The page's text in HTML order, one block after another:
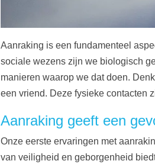
Aanraking is een fundamenteel
sociale wezens zijn we biologisch
manieren waarop we dat doen.
een vriend. Deze fysieke contacten
Aanraking geeft een
Onze eerste ervaringen met
van veiligheid en geborgenheid